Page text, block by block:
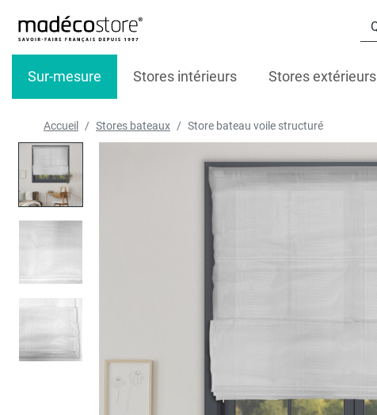
Sur-mesure Stores intérieurs Stores extérieurs
Accueil Stores bateaux Store bateau voile structuré